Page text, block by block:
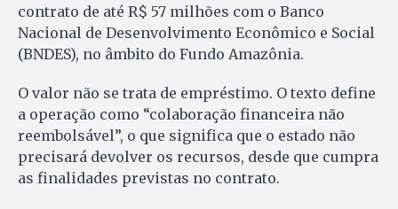
contrato de até R$ 57 milhões com o Banco
Nacional de Desenvolvimento Econômico e Social
(BNDES), no âmbito do Fundo Amazônia.
O valor não se trata de empréstimo. O texto define
a operação como “colaboração financeira não
reembolsável”, o que significa que o estado não
precisará devolver os recursos, desde que cumpra
as finalidades previstas no contrato.